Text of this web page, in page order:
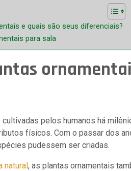
e quais são seus diferenciais?
para sala
pelos humanos há
físicos. Com o passar dos
pudessem ser criadas.
natural, as plantas ornamentais